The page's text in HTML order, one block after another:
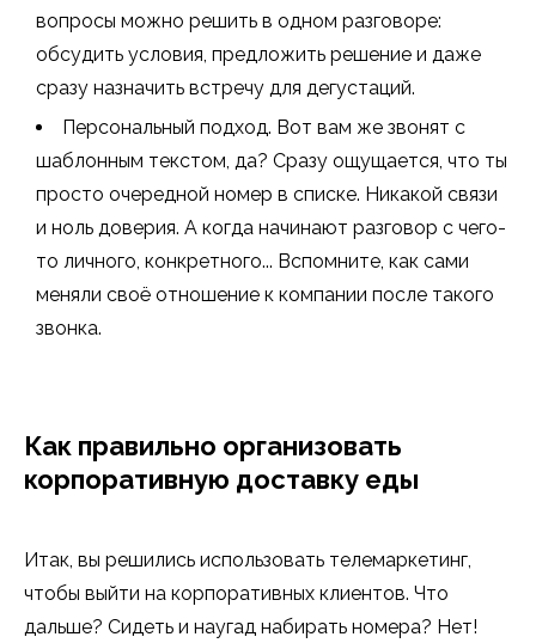
вопросы можно решить в одном разговоре:
обсудить условия, предложить решение и даже
сразу назначить встречу для дегустаций.
Персональный подход. Вот вам же звонят с
шаблонным текстом, да? Сразу ощущается, что ты
просто очередной номер в списке. Никакой связи
и ноль доверия. А когда начинают разговор с чего-
то личного, конкретного... Вспомните, как сами
меняли своё отношение к компании после такого
звонка.
Как правильно организовать
корпоративную доставку еды
Итак, вы решились использовать телемаркетинг,
чтобы выйти на корпоративных клиентов. Что
дальше? Сидеть и наугад набирать номера? Нет!